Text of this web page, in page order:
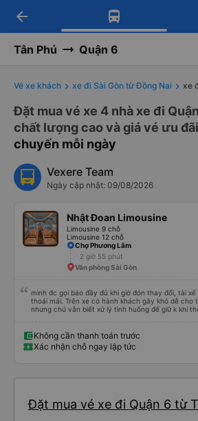
Tải app Vexere ngay!
Nhận ưu đãi thành viên độc
Tải app Vexere
-30k/ghế khi đặt vé máy
arrow_back
Tân Phú Quận 6
Vé xe khách xe đi Sài Gòn từ Đồng Nai xe
Đặt mua vé xe 4 nhà xe đi
chất lượng cao và giá vé ưu
chuyến mỗi ngày
Vexere Team
Ngày cập nhật: 09/08/2026
Nhật Đoan Limousine
Limousine 9 chỗ
Limousine 12 chỗ
Chợ Phương Lâm
2 giờ 55 phút
Văn phòng Sài Gòn
mình đc gọi báo đầy đủ khi giờ đón thay đổi, tài
thoải mái. Trên xe có hành khách gây khó dễ cho
nhưng chú vẫn biết xử lý tình huống để giữ k khí
Không cần thanh toán trước
Xác nhận chỗ ngay lập tức
Đặt mua vé xe đi Quận 6 từ